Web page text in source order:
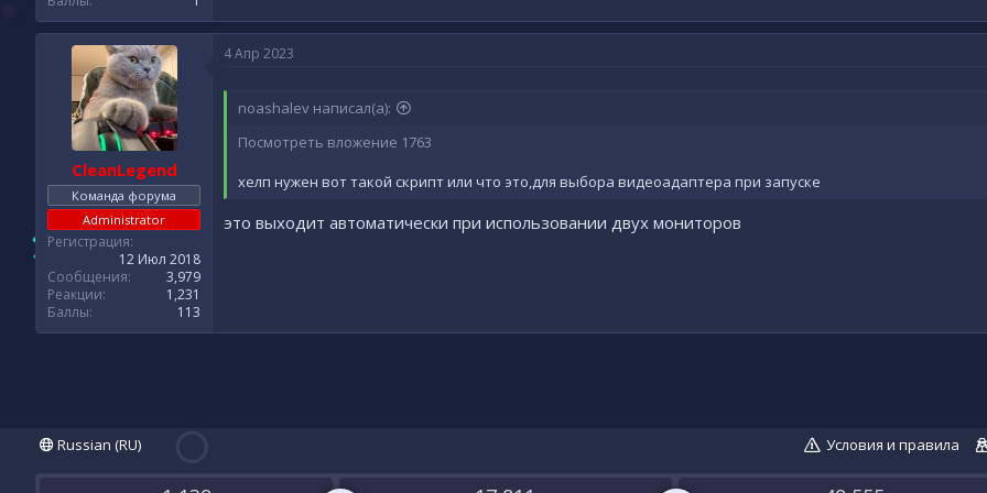
CleanLegend
Команда форума
Administrator
Регистрация
12 Июл 2018
Сообщения
3,979
Реакции
1,231
Баллы
113
4 Апр 2023
noashalev написал(а):
Посмотреть вложение 1763
хелп нужен вот такой скрипт или что это,для выбора видеоадаптера при запуске
это выходит автоматически при использовании двух мониторов
Russian (RU) Условия и правила